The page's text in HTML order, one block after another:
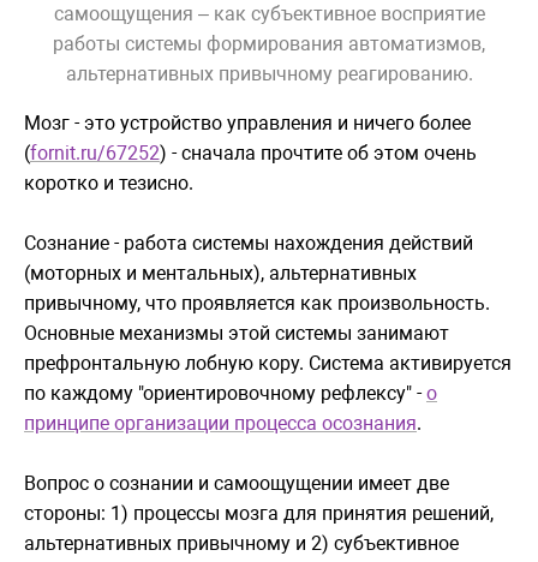
самоощущения – как субъективное восприятие
работы системы формирования автоматизмов,
альтернативных привычному реагированию.
Мозг - это устройство управления и ничего более
(fornit.ru/67252) - сначала прочтите об этом очень
коротко и тезисно.
Сознание - работа системы нахождения действий
(моторных и ментальных), альтернативных
привычному, что проявляется как произвольность.
Основные механизмы этой системы занимают
префронтальную лобную кору. Система активируется
по каждому "ориентировочному рефлексу" -о
принципе организации процесса осознания.
Вопрос о сознании и самоощущении имеет две
стороны: 1) процессы мозга для принятия решений,
альтернативных привычному и 2) субъективное